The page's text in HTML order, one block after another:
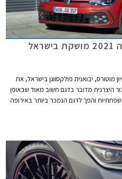
יבואנית פולקסווגן בישראל, את
היצרנית מדובר בדגם חשוב מאוד שבאופן
והפך לדגם הנמכר ביותר באירופה
אך מותאם לזמננו וכולל תא נוסעים חדשני
המאפשרות נהיגה חצי-אוטונומית.